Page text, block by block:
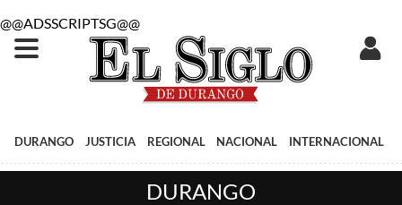
@@ADSSCRIPTSG@@
DURANGO JUSTICIA REGIONAL NACIONAL INTERNACIONAL
DURANGO